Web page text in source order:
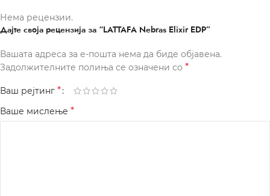
Нема рецензии.
Дајте своја рецензија за “LATTAFA Nebras Elixir EDP”
Вашата адреса за е-пошта нема да биде објавена.
Задолжителните полиња се означени со *
Ваш рејтинг *
Ваше мислење *